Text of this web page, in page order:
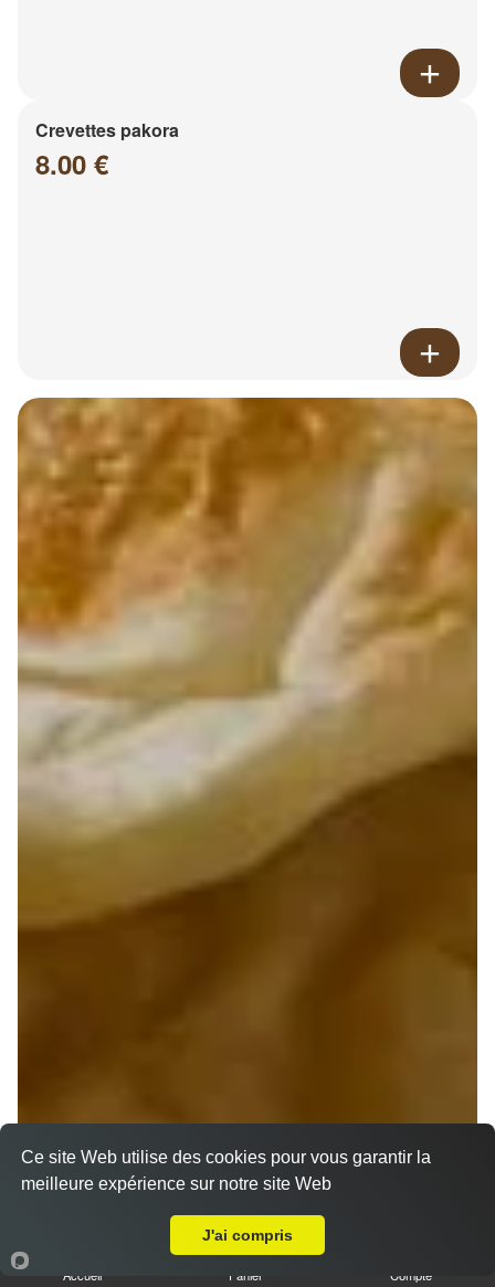
Crevettes pakora
8.00 €
Accueil Panier Compte
Ce site Web utilise des cookies pour vous garantir la
meilleure expérience sur notre site Web
J'ai compris